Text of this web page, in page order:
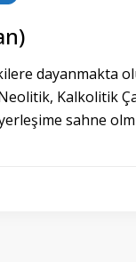
dayanmakta
Kalkolitik
sahne